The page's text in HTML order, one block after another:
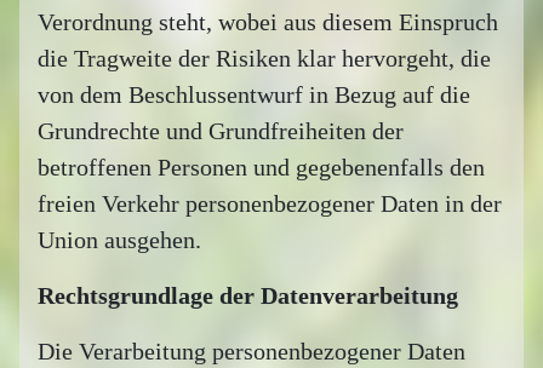
Verordnung steht, wobei aus diesem Einspruch
die Tragweite der Risiken klar hervorgeht, die
von dem Beschlussentwurf in Bezug auf die
Grundrechte und Grundfreiheiten der
betroffenen Personen und gegebenenfalls den
freien Verkehr personenbezogener Daten in der
Union ausgehen.
Rechtsgrundlage der Datenverarbeitung
Die Verarbeitung personenbezogener Daten